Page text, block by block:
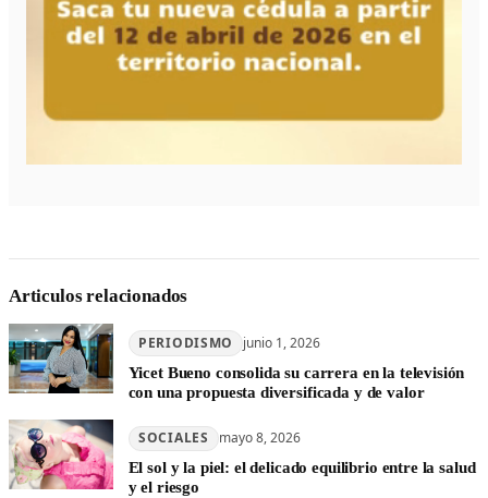
Articulos relacionados
PERIODISMO junio 1, 2026
Yicet Bueno consolida su carrera en la televisión
con una propuesta diversificada y de valor
SOCIALES mayo 8, 2026
El sol y la piel: el delicado equilibrio entre la salud
y el riesgo